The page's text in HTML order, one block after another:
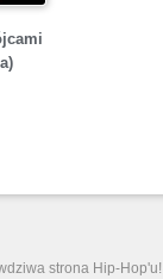
strona Hip-Hop'u!